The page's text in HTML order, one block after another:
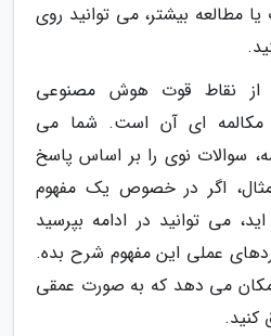
مطالعه بیشتر، می توانید روی
از نقاط قوت هوش مصنوعی
مکالمه ای آن است. شما می
سوالات نوی را بر اساس پاسخ
مثال، اگر در خصوص یک مفهوم
می توانید در ادامه بپرسید
عملی این مفهوم شرح بده.
می دهد که به صورت عمقی